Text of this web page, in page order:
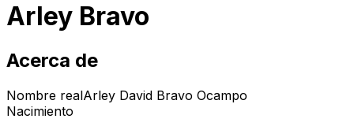
Arley Bravo
Acerca de
Nombre realArley David Bravo Ocampo
Nacimiento